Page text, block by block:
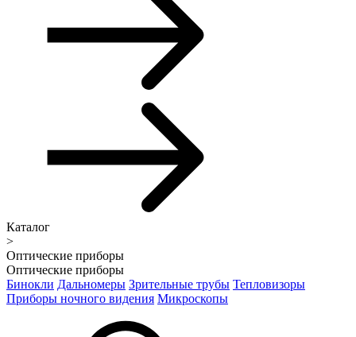
Каталог
>
Оптические приборы
Оптические приборы
Бинокли Дальномеры Зрительные трубы Тепловизоры
Приборы ночного видения Микроскопы